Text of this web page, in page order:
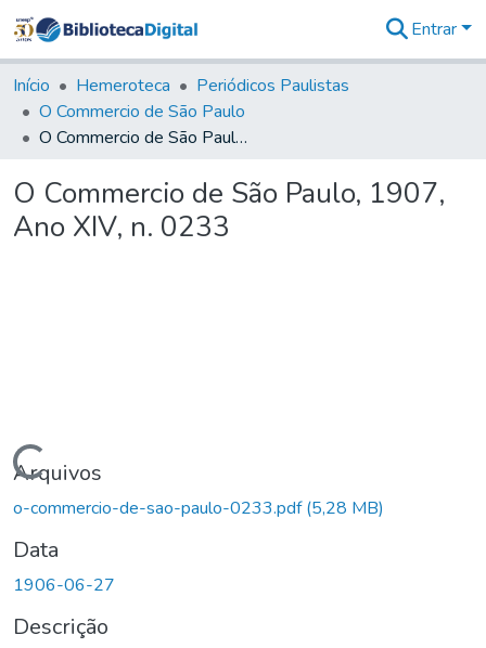
&
Coleções
Tudo na
Biblioteca
Estatísticas
Entrar
Início Hemeroteca
Periódicos Paulistas
O Commercio de São Paulo
O Commercio de São Paulo, 1907, Ano XIV, n. 0233
O Commercio de São Paulo, 1907,
Ano XIV, n. 0233
Carregando...
Arquivos
o-commercio-de-sao-paulo-0233.pdf(5,28 MB)
Data
1906-06-27
Descrição